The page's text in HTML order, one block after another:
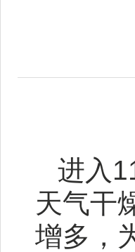
进入
天气干
增多，